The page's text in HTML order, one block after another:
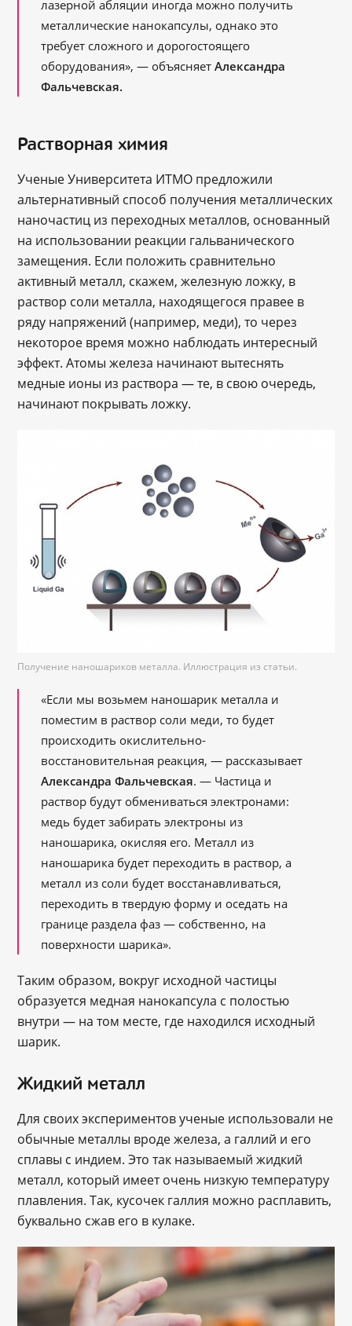
лазерной абляции иногда можно получить
металлические нанокапсулы, однако это
требует сложного и дорогостоящего
оборудования», ― объясняетАлександра
Фальчевская.
Растворная химия
Ученые Университета ИТМО предложили
альтернативный способ получения металлических
наночастиц из переходных металлов, основанный
на использовании реакции гальванического
замещения. Если положить сравнительно
активный металл, скажем, железную ложку, в
раствор соли металла, находящегося правее в
ряду напряжений (например, меди), то через
некоторое время можно наблюдать интересный
эффект. Атомы железа начинают вытеснять
медные ионы из раствора ― те, в свою очередь,
начинают покрывать ложку.
Получение наношариков металла. Иллюстрация из статьи.
«Если мы возьмем наношарик металла и
поместим в раствор соли меди, то будет
происходить окислительно-
восстановительная реакция, ― рассказывает
Александра Фальчевская. ― Частица и
раствор будут обмениваться электронами:
медь будет забирать электроны из
наношарика, окисляя его. Металл из
наношарика будет переходить в раствор, а
металл из соли будет восстанавливаться,
переходить в твердую форму и оседать на
границе раздела фаз ― собственно, на
поверхности шарика».
Таким образом, вокруг исходной частицы
образуется медная нанокапсула с полостью
внутри ― на том месте, где находился исходный
шарик.
Жидкий металл
Для своих экспериментов ученые использовали не
обычные металлы вроде железа, а галлий и его
сплавы с индием. Это так называемый жидкий
металл, который имеет очень низкую температуру
плавления. Так, кусочек галлия можно расплавить,
буквально сжав его в кулаке.